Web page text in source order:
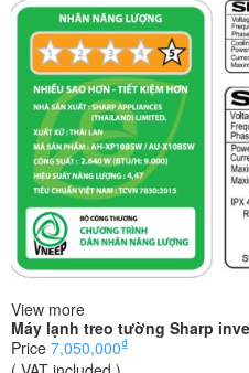
View more
Máy lạnh treo tường Sharp
Price 7,050,000₫